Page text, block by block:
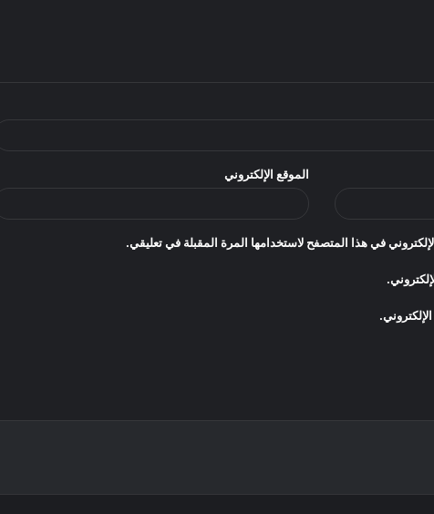
الموقع الإلكتروني
في هذا المتصفح لاستخدامها المرة المقبلة في تعليقي.